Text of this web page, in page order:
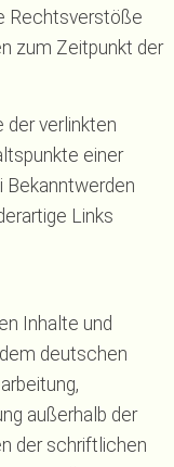
Rechtsverstöße
zum Zeitpunkt der
der verlinkten
einer
Bekanntwerden
Links
Inhalte und
deutschen
außerhalb der
der schriftlichen